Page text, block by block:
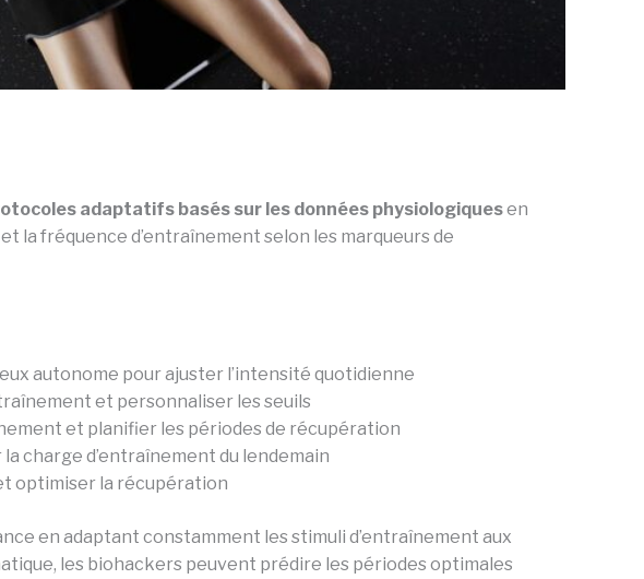
adaptatifs basés sur les données physiologiquesen
la fréquence d’entraînement selon les marqueurs de
autonome pour ajuster l’intensité quotidienne
et personnaliser les seuils
et planifier les périodes de récupération
charge d’entraînement du lendemain
optimiser la récupération
en adaptant constamment les stimuli d’entraînement aux
les biohackers peuvent prédire les périodes optimales